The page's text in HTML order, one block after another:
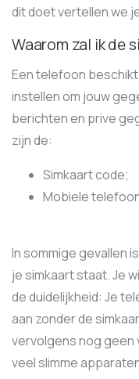
dit doet vertellen we
Waarom zal ik de
Een telefoon
instellen om jouw
berichten en prive
zijn de:
Simkaart code;
Mobiele
In sommige gevallen
je simkaart staat. Je
de duidelijkheid: Je
aan zonder de
vervolgens nog geen
veel slimme